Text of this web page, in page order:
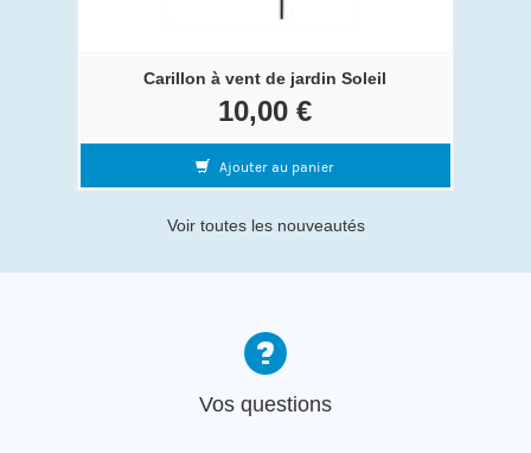
Carillon à vent de jardin Soleil
10,00 €
Ajouter au panier
Voir toutes les nouveautés
Vos questions